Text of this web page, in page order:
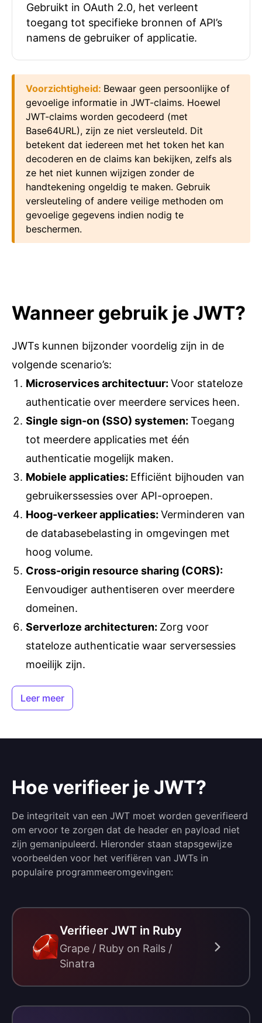
Gebruikt in OAuth 2.0, het verleent
toegang tot specifieke bronnen of API’s
namens de gebruiker of applicatie.
Voorzichtigheid: Bewaar geen persoonlijke of
gevoelige informatie in JWT-claims. Hoewel
JWT-claims worden gecodeerd (met
Base64URL), zijn ze niet versleuteld. Dit
betekent dat iedereen met het token het kan
decoderen en de claims kan bekijken, zelfs als
ze het niet kunnen wijzigen zonder de
handtekening ongeldig te maken. Gebruik
versleuteling of andere veilige methoden om
gevoelige gegevens indien nodig te
beschermen.
Wanneer gebruik je JWT?
JWTs kunnen bijzonder voordelig zijn in de
volgende scenario’s:
Microservices architectuur: Voor stateloze
authenticatie over meerdere services heen.
Single sign-on (SSO) systemen: Toegang
tot meerdere applicaties met één
authenticatie mogelijk maken.
Mobiele applicaties: Efficiënt bijhouden van
gebruikerssessies over API-oproepen.
Hoog-verkeer applicaties: Verminderen van
de databasebelasting in omgevingen met
hoog volume.
Cross-origin resource sharing (CORS):
Eenvoudiger authentiseren over meerdere
domeinen.
Serverloze architecturen: Zorg voor
stateloze authenticatie waar serversessies
moeilijk zijn.
Leer meer
Hoe verifieer je JWT?
De integriteit van een JWT moet worden geverifieerd
om ervoor te zorgen dat de header en payload niet
zijn gemanipuleerd. Hieronder staan stapsgewijze
voorbeelden voor het verifiëren van JWTs in
populaire programmeeromgevingen:
Verifieer JWT in Ruby
Grape / Ruby on Rails /
Sinatra